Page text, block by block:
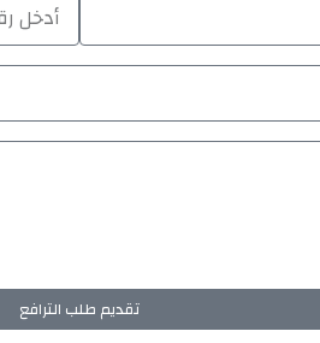
تقديم طلب الترافع